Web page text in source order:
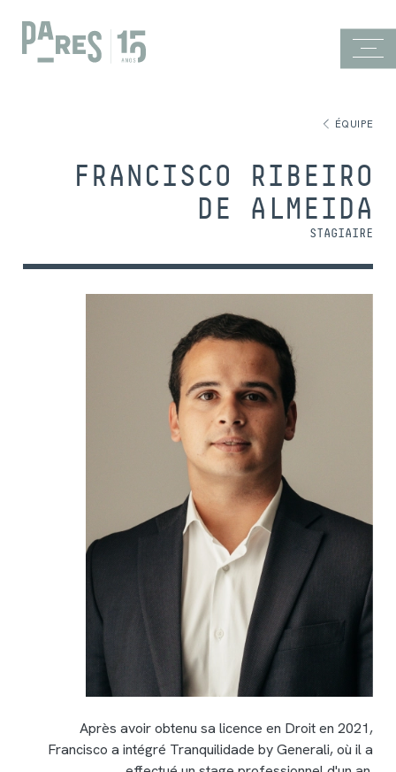
ÉQUIPE
FRANCISCO RIBEIRO
DE ALMEIDA
STAGIAIRE
Après avoir obtenu sa licence en Droit en 2021,
Francisco a intégré Tranquilidade by Generali, où il a